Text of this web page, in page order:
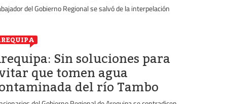
del Gobierno Regional se salvó de la interpelación
Sin soluciones para
que tomen agua
del río Tambo